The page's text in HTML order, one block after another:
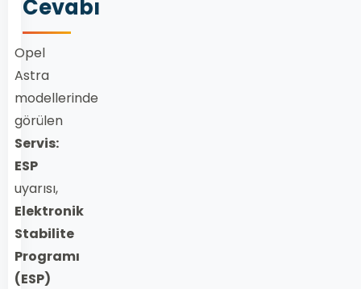
Cevabı
Opel
Astra
modellerinde
görülen
Servis:
ESP
uyarısı,
Elektronik
Stabilite
Programı
(ESP)